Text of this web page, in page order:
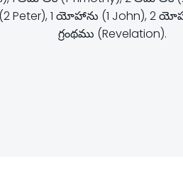
(2 Peter), 1 యోహాను (1
గ్రంథము (Revelation).